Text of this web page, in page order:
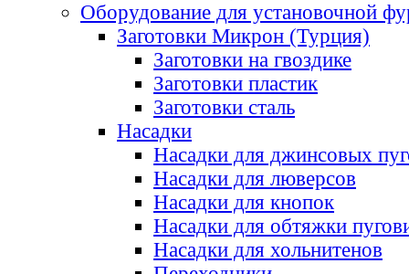
Оборудование для установочной
Заготовки Микрон (Турция)
Заготовки на гвоздике
Заготовки пластик
Заготовки сталь
Насадки
Насадки для джинсовых
Насадки для люверсов
Насадки для кнопок
Насадки для обтяжки
Насадки для хольнитенов